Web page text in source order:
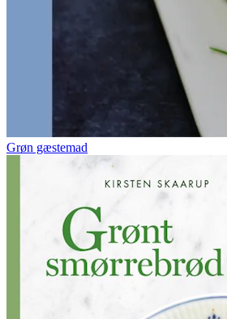
Grøn gæstemad